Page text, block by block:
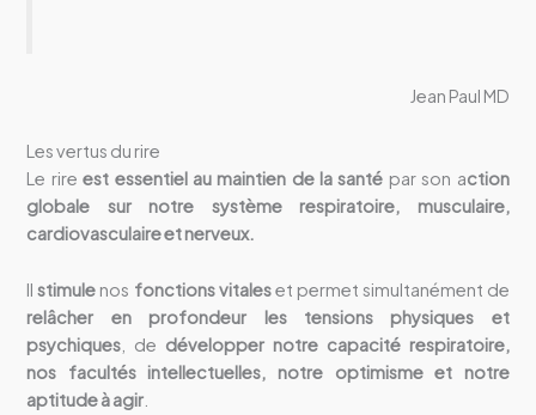
Jean Paul MD
Les vertus du rire
Le rireest essentiel au maintien de la santé par son action
globale sur notre système respiratoire, musculaire,
cardiovasculaire et nerveux.
Ilstimule nos fonctions vitaleset permet simultanément de
relâcher en profondeur les tensions physiques et
psychiques , de développer notre capacité respiratoire,
nos facultés intellectuelles, notre optimisme et notre
aptitude à agir